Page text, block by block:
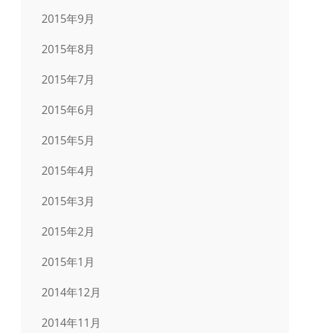
2015年9月
2015年8月
2015年7月
2015年6月
2015年5月
2015年4月
2015年3月
2015年2月
2015年1月
2014年12月
2014年11月